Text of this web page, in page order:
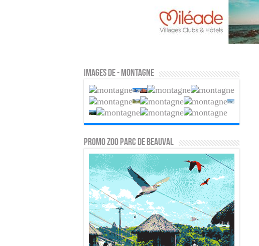
Images de - Montagne
PROMO ZOO PARC DE BEAUVAL